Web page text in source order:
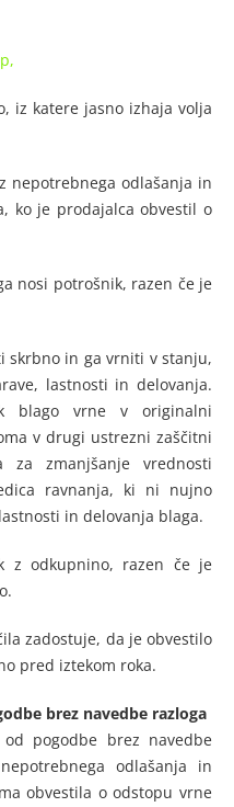
katere jasno izhaja volja
nepotrebnega odlašanja in
ko je prodajalca obvestil o
nosi potrošnik, razen če je
skrbno in ga vrniti v stanju,
lastnosti in delovanja.
blago vrne v originalni
v drugi ustrezni zaščitni
za zmanjšanje vrednosti
ravnanja, ki ni nujno
in delovanja blaga.
z odkupnino, razen če je
zadostuje, da je obvestilo
pred iztekom roka.
brez navedbe razloga
pogodbe brez navedbe
odlašanja in
obvestila o odstopu vrne